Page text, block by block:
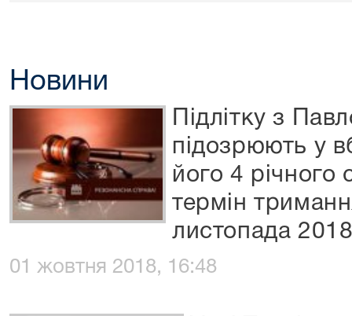
Новини
Підлітку з
підозрюють у
його 4
термін
листопада
01 жовтня 2018, 16:48